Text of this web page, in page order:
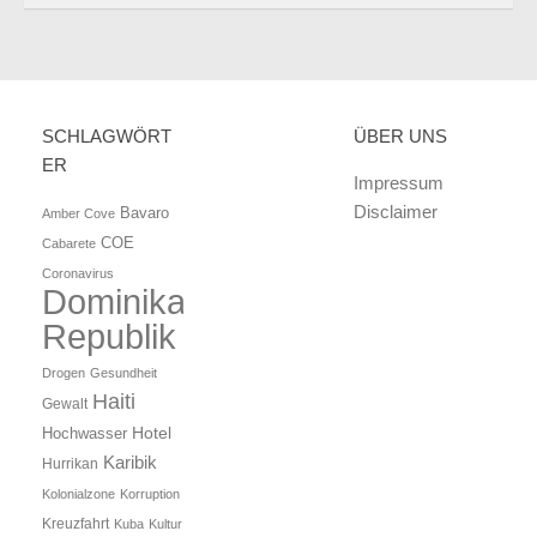
SCHLAGWÖRT
ER
Amber Cove Bavaro
Cabarete COE
Coronavirus
Dominikanische
Republik
Drogen Gesundheit
Gewalt Haiti
Hochwasser Hotel
Hurrikan Karibik
Kolonialzone Korruption
Kreuzfahrt Kuba Kultur
ÜBER UNS
Impressum
Disclaimer